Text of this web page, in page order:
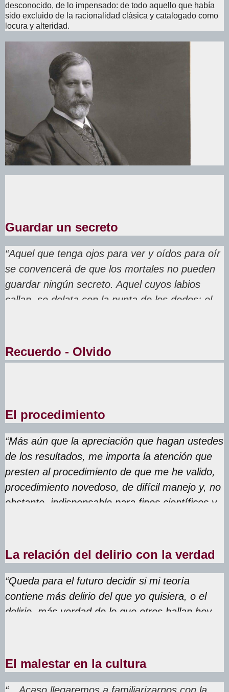
desconocido, de lo impensado: de todo aquello que había
sido excluido de la racionalidad clásica y catalogado como
locura y alteridad.
Guardar un secreto
“Aquel que tenga ojos para ver y oídos para oír
se convencerá de que los mortales no pueden
guardar ningún secreto. Aquel cuyos labios
callan, se delata con la punta de los dedos; el
Recuerdo - Olvido
El procedimiento
“Más aún que la apreciación que hagan ustedes
de los resultados, me importa la atención que
presten al procedimiento de que me he valido,
procedimiento novedoso, de difícil manejo y, no
obstante, indispensable para fines científicos y
La relación del delirio con la verdad
“Queda para el futuro decidir si mi teoría
contiene más delirio del que yo quisiera, o el
delirio, más verdad de lo que otros hallan hoy
El malestar en la cultura
“…Acaso llegaremos a familiarizarnos con la